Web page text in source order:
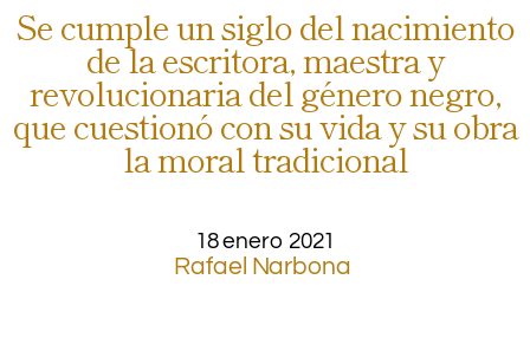
Se cumple un siglo del nacimiento
de la escritora, maestra y
revolucionaria del género negro,
que cuestionó con su vida y su obra
la moral tradicional
18 enero 2021
Rafael Narbona